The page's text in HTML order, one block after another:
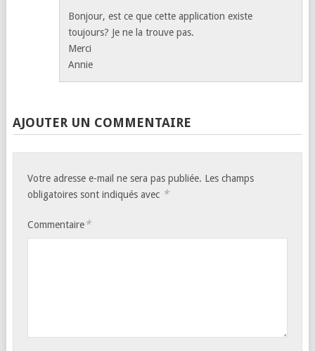
Bonjour, est ce que cette application existe
toujours? Je ne la trouve pas.
Merci
Annie
AJOUTER UN COMMENTAIRE
Votre adresse e-mail ne sera pas publiée. Les champs
obligatoires sont indiqués avec *
Commentaire*